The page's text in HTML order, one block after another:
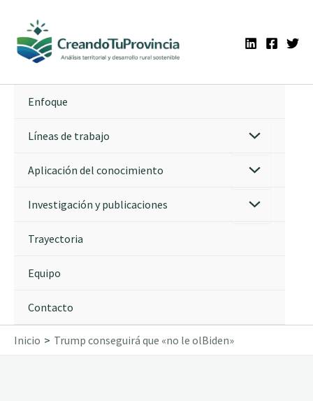
contenido
Enfoque
Líneas de trabajo
Aplicación del conocimiento
Investigación y publicaciones
Trayectoria
Equipo
Contacto
Inicio Trump conseguirá que «no le olBiden»